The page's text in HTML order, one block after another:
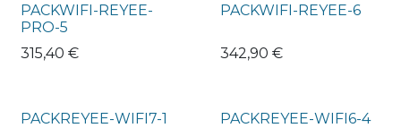
PACKWIFI-REYEE-
PRO-5
315,40 €
PACKWIFI-REYEE-6
342,90 €
PACKREYEE-WIFI7-1
PACKREYEE-WIFI6-4